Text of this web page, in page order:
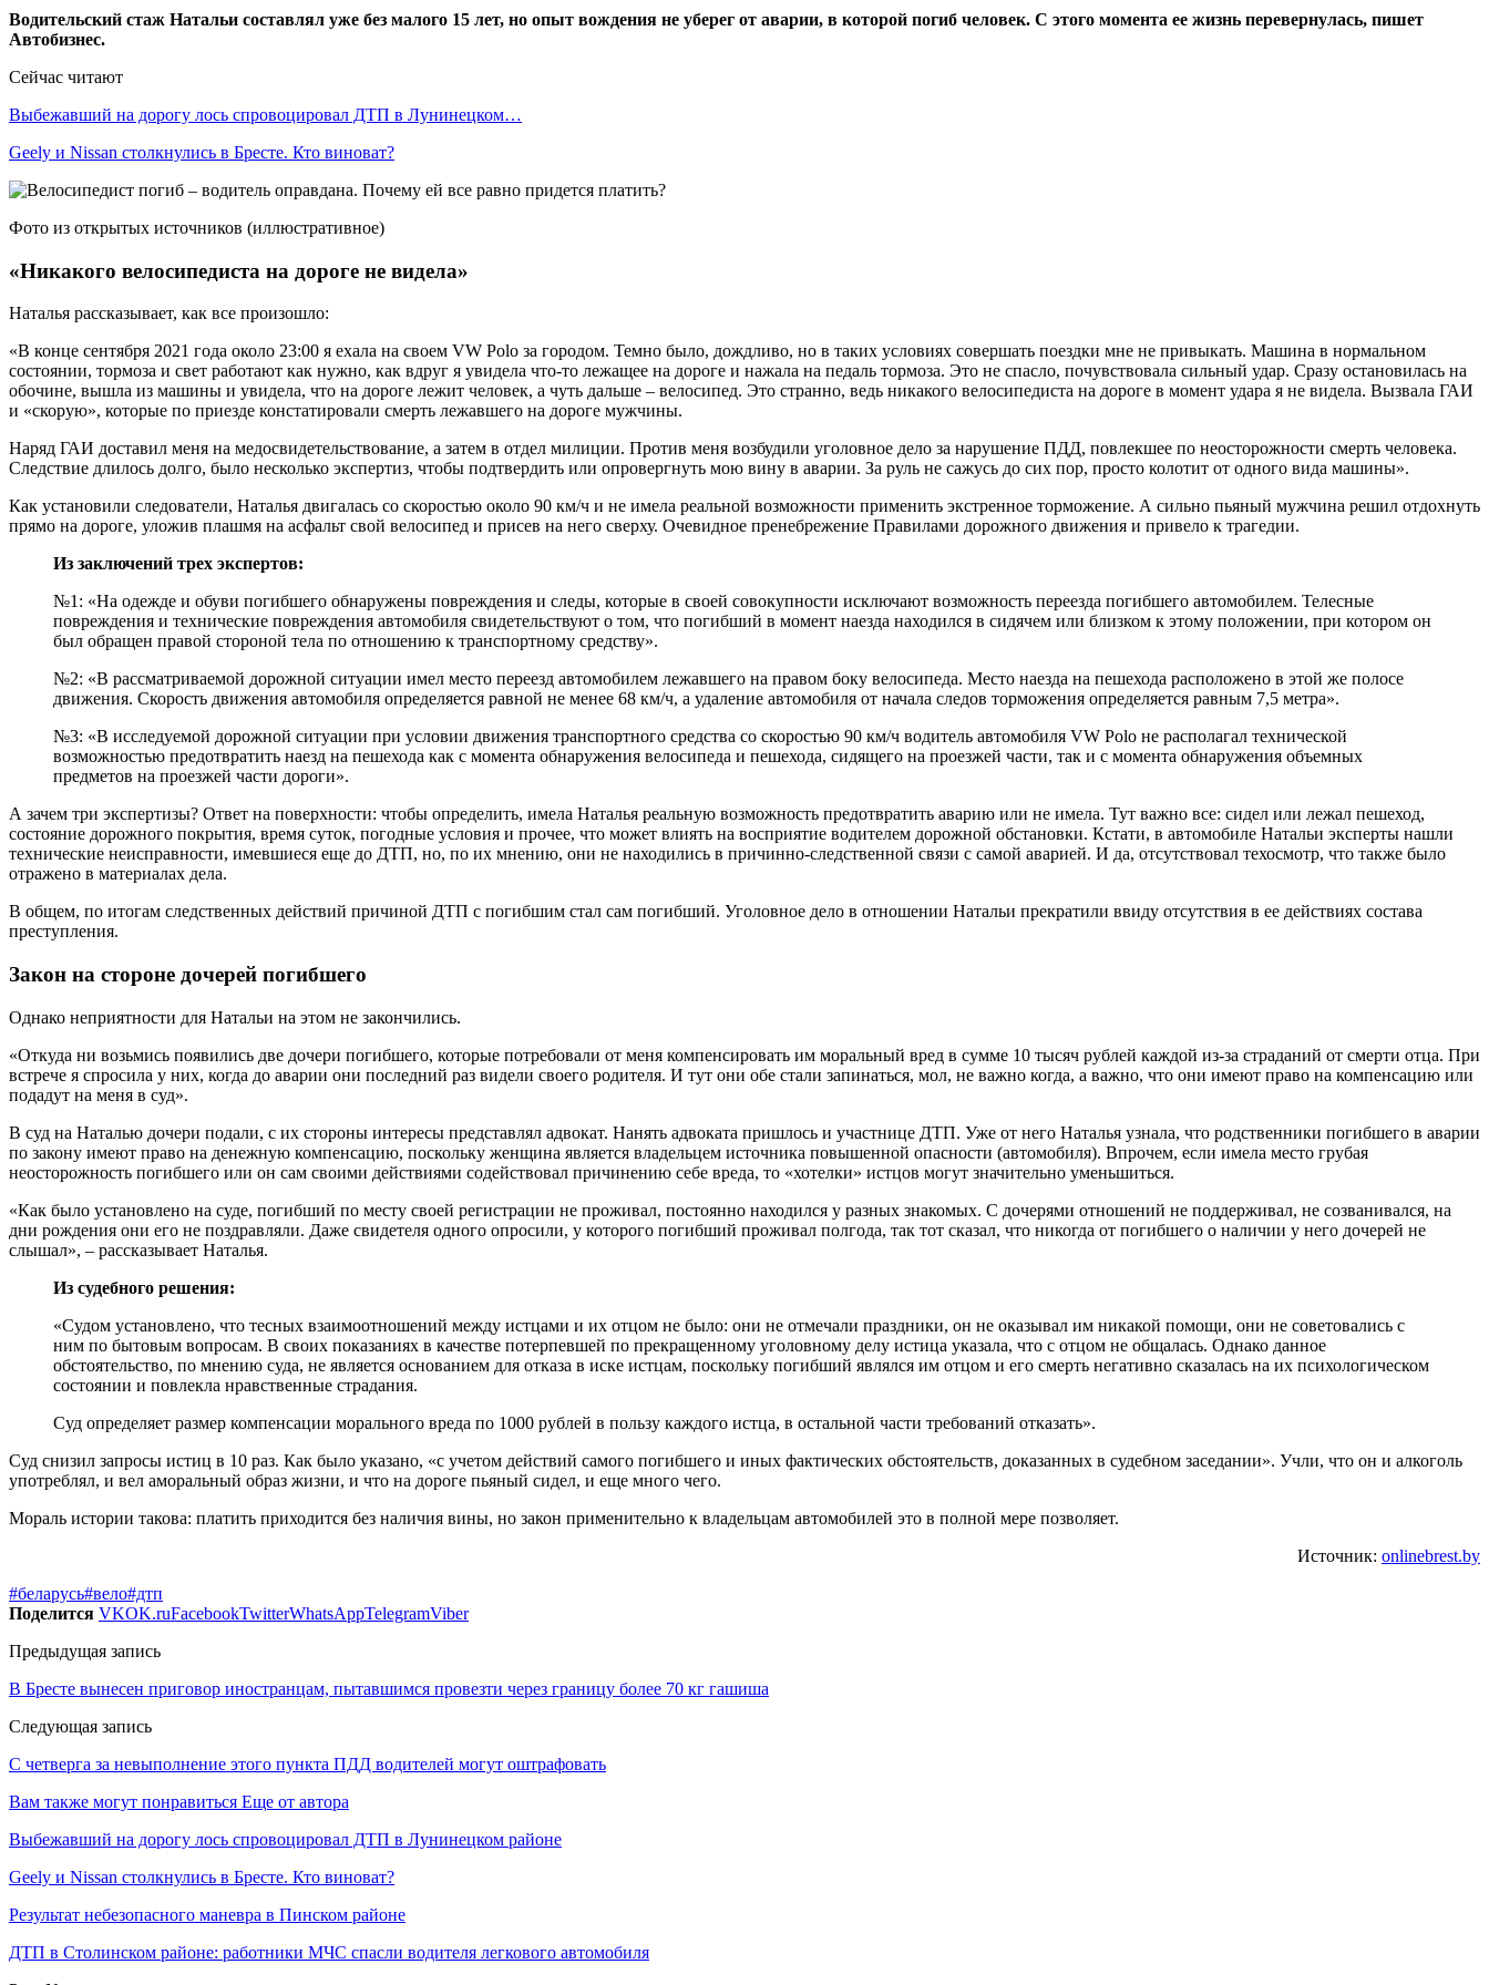
Водительский стаж Натальи составлял уже без малого 15 лет, но опыт вождения не уберег от аварии, в которой погиб человек. С этого момента ее жизнь перевернулась, пишет
Автобизнес.
Сейчас читают
Выбежавший на дорогу лось спровоцировал ДТП в Лунинецком…
Geely и Nissan столкнулись в Бресте. Кто виноват?
Фото из открытых источников (иллюстративное)
«Никакого велосипедиста на дороге не видела»
Наталья рассказывает, как все произошло:
«В конце сентября 2021 года около 23:00 я ехала на своем VW Polo за городом. Темно было, дождливо, но в таких условиях совершать поездки мне не привыкать. Машина в нормальном
состоянии, тормоза и свет работают как нужно, как вдруг я увидела что-то лежащее на дороге и нажала на педаль тормоза. Это не спасло, почувствовала сильный удар. Сразу остановилась на
обочине, вышла из машины и увидела, что на дороге лежит человек, а чуть дальше – велосипед. Это странно, ведь никакого велосипедиста на дороге в момент удара я не видела. Вызвала ГАИ
и «скорую», которые по приезде констатировали смерть лежавшего на дороге мужчины.
Наряд ГАИ доставил меня на медосвидетельствование, а затем в отдел милиции. Против меня возбудили уголовное дело за нарушение ПДД, повлекшее по неосторожности смерть человека.
Следствие длилось долго, было несколько экспертиз, чтобы подтвердить или опровергнуть мою вину в аварии. За руль не сажусь до сих пор, просто колотит от одного вида машины».
Как установили следователи, Наталья двигалась со скоростью около 90 км/ч и не имела реальной возможности применить экстренное торможение. А сильно пьяный мужчина решил отдохнуть
прямо на дороге, уложив плашмя на асфальт свой велосипед и присев на него сверху. Очевидное пренебрежение Правилами дорожного движения и привело к трагедии.
Из заключений трех экспертов:
№1: «На одежде и обуви погибшего обнаружены повреждения и следы, которые в своей совокупности исключают возможность переезда погибшего автомобилем. Телесные
повреждения и технические повреждения автомобиля свидетельствуют о том, что погибший в момент наезда находился в сидячем или близком к этому положении, при котором он
был обращен правой стороной тела по отношению к транспортному средству».
№2: «В рассматриваемой дорожной ситуации имел место переезд автомобилем лежавшего на правом боку велосипеда. Место наезда на пешехода расположено в этой же полосе
движения. Скорость движения автомобиля определяется равной не менее 68 км/ч, а удаление автомобиля от начала следов торможения определяется равным 7,5 метра».
№3: «В исследуемой дорожной ситуации при условии движения транспортного средства со скоростью 90 км/ч водитель автомобиля VW Polo не располагал технической
возможностью предотвратить наезд на пешехода как с момента обнаружения велосипеда и пешехода, сидящего на проезжей части, так и с момента обнаружения объемных
предметов на проезжей части дороги».
А зачем три экспертизы? Ответ на поверхности: чтобы определить, имела Наталья реальную возможность предотвратить аварию или не имела. Тут важно все: сидел или лежал пешеход,
состояние дорожного покрытия, время суток, погодные условия и прочее, что может влиять на восприятие водителем дорожной обстановки. Кстати, в автомобиле Натальи эксперты нашли
технические неисправности, имевшиеся еще до ДТП, но, по их мнению, они не находились в причинно-следственной связи с самой аварией. И да, отсутствовал техосмотр, что также было
отражено в материалах дела.
В общем, по итогам следственных действий причиной ДТП с погибшим стал сам погибший. Уголовное дело в отношении Натальи прекратили ввиду отсутствия в ее действиях состава
преступления.
Закон на стороне дочерей погибшего
Однако неприятности для Натальи на этом не закончились.
«Откуда ни возьмись появились две дочери погибшего, которые потребовали от меня компенсировать им моральный вред в сумме 10 тысяч рублей каждой из-за страданий от смерти отца. При
встрече я спросила у них, когда до аварии они последний раз видели своего родителя. И тут они обе стали запинаться, мол, не важно когда, а важно, что они имеют право на компенсацию или
подадут на меня в суд».
В суд на Наталью дочери подали, с их стороны интересы представлял адвокат. Нанять адвоката пришлось и участнице ДТП. Уже от него Наталья узнала, что родственники погибшего в аварии
по закону имеют право на денежную компенсацию, поскольку женщина является владельцем источника повышенной опасности (автомобиля). Впрочем, если имела место грубая
неосторожность погибшего или он сам своими действиями содействовал причинению себе вреда, то «хотелки» истцов могут значительно уменьшиться.
«Как было установлено на суде, погибший по месту своей регистрации не проживал, постоянно находился у разных знакомых. С дочерями отношений не поддерживал, не созванивался, на
дни рождения они его не поздравляли. Даже свидетеля одного опросили, у которого погибший проживал полгода, так тот сказал, что никогда от погибшего о наличии у него дочерей не
слышал», – рассказывает Наталья.
Из судебного решения:
«Судом установлено, что тесных взаимоотношений между истцами и их отцом не было: они не отмечали праздники, он не оказывал им никакой помощи, они не советовались с
ним по бытовым вопросам. В своих показаниях в качестве потерпевшей по прекращенному уголовному делу истица указала, что с отцом не общалась. Однако данное
обстоятельство, по мнению суда, не является основанием для отказа в иске истцам, поскольку погибший являлся им отцом и его смерть негативно сказалась на их психологическом
состоянии и повлекла нравственные страдания.
Суд определяет размер компенсации морального вреда по 1000 рублей в пользу каждого истца, в остальной части требований отказать».
Суд снизил запросы истиц в 10 раз. Как было указано, «с учетом действий самого погибшего и иных фактических обстоятельств, доказанных в судебном заседании». Учли, что он и алкоголь
употреблял, и вел аморальный образ жизни, и что на дороге пьяный сидел, и еще много чего.
Мораль истории такова: платить приходится без наличия вины, но закон применительно к владельцам автомобилей это в полной мере позволяет.
Источник: onlinebrest.by
#беларусь#вело#дтп
Поделится VKOK.ruFacebookTwitterWhatsAppTelegramViber
Предыдущая запись
В Бресте вынесен приговор иностранцам, пытавшимся провезти через границу более 70 кг гашиша
Следующая запись
С четверга за невыполнение этого пункта ПДД водителей могут оштрафовать
Вам также могут понравиться Еще от автора
Выбежавший на дорогу лось спровоцировал ДТП в Лунинецком районе
Geely и Nissan столкнулись в Бресте. Кто виноват?
Результат небезопасного маневра в Пинском районе
ДТП в Столинском районе: работники МЧС спасли водителя легкового автомобиля